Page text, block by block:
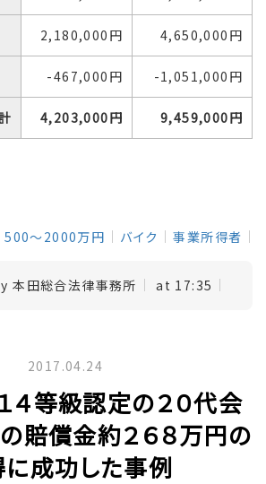
2,180,000円 4,650,000円
-467,000円 -1,051,000円
4,203,000円 9,459,000円
500～2000万円 バイク 事業所得者
本田総合法律事務所 at 17:35
2017.04.24
４等級認定の２０代会
賠償金約２６８万円の
成功した事例